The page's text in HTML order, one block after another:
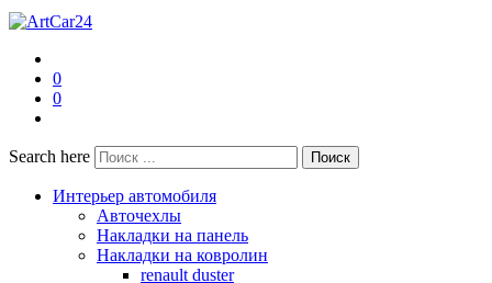
0
0
Search here Поиск
Интерьер автомобиля
Авточехлы
Накладки на панель
Накладки на ковролин
renault duster